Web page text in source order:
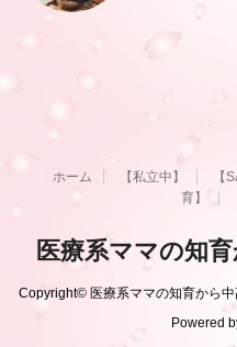
ホーム 【私立中】 【
育】
医療系ママの知
Copyright© 医療系ママの知育から
Powered